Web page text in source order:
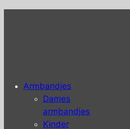
Armbandjes
Dames
armbandjes
Kinder